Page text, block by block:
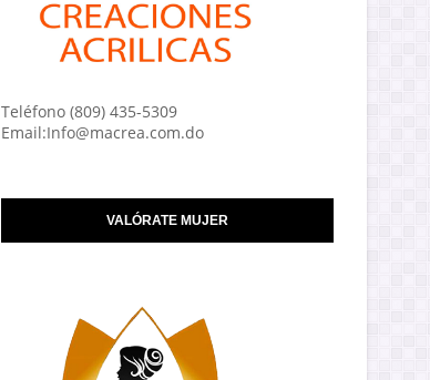
Teléfono (809) 435-5309
Email:Info@macrea.com.do
VALÓRATE MUJER